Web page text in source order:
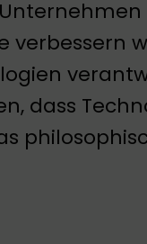
verbessern
dass